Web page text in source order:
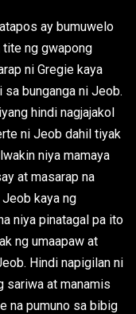
ay bumuwelo
tite ng gwapong
ni Gregie kaya
sa bunganga ni Jeob.
hindi nagjajakol
ni Jeob dahil tiyak
niya mamaya
at masarap na
kaya ng
niya pinatagal pa ito
ng umaapaw at
Hindi napigilan ni
sariwa at manamis
na pumuno sa bibig